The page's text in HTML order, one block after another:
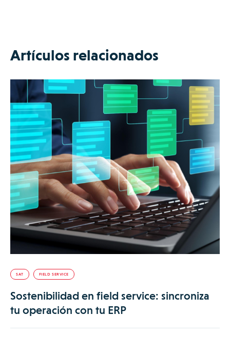
Artículos relacionados
SAT FIELD SERVICE
Sostenibilidad en field service: sincroniza
tu operación con tu ERP